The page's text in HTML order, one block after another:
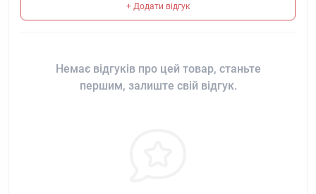
+ Додати відгук
Немає відгуків про цей товар, станьте
першим, залиште свій відгук.